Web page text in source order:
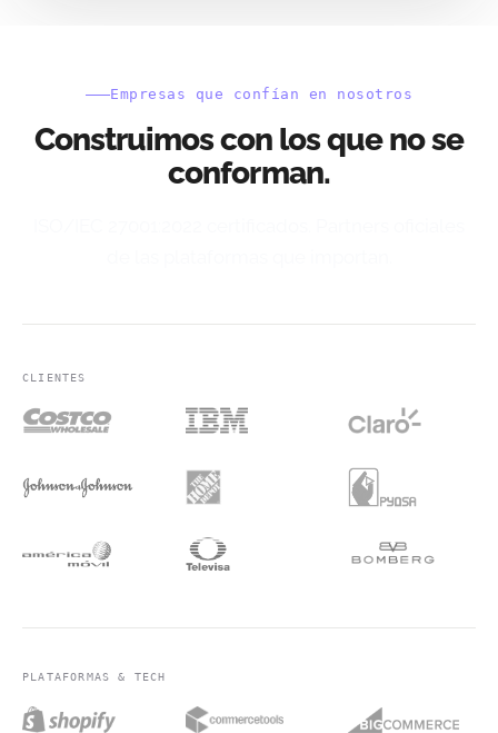
Empresas que confían en nosotros
Construimos con los que no se
conforman.
CLIENTES
PLATAFORMAS & TECH